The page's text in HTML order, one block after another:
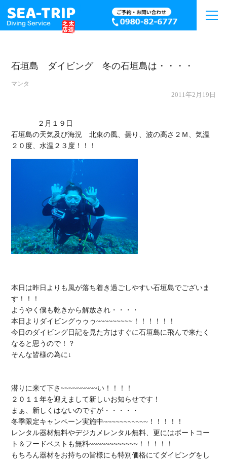
石垣島 ダイビング 冬の石垣島は・・・・
マンタ
2011年2月19日
石垣島の天気及び海況　北東の風、曇り、波の高さ２Ｍ、気温
本日は昨日よりも風が落ち着き過ごしやすい石垣島でございま
す！！！
ようやく僕も乾きから解放され・・・・
本日よりダイビングゥゥゥ~~~~~~~~~！！！！！！
今日のダイビング日記を見た方はすぐに石垣島に飛んで来たく
なると思うので！？
そんな皆様の為に↓
潜りに来て下さ~~~~~~~~~い！！！！
２０１１年を迎えまして新しいお知らせです！
まぁ、新しくはないのですが・・・・・
冬季限定キャンペーン実施中~~~~~~~~~~~！！！！！
レンタル器材無料やデジカメレンタル無料、更にはボートコー
ト＆フードベストも無料~~~~~~~~~~~~！！！！！
もちろん器材をお持ちの皆様にも特別価格にてダイビングをし